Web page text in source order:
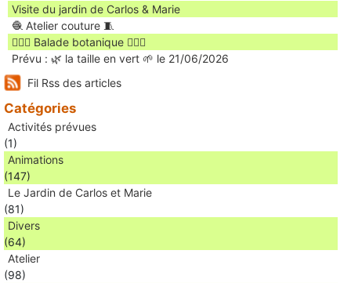
Visite du jardin de Carlos & Marie
🧶 Atelier couture 🧵
🚶🏻‍♀️ Balade botanique 🚶🏻‍♂️
Prévu : 🌿 la taille en vert 🌱 le 21/06/2026
Fil Rss des articles
Catégories
Activités prévues
(1)
Animations
(147)
Le Jardin de Carlos et Marie
(81)
Divers
(64)
Atelier
(98)